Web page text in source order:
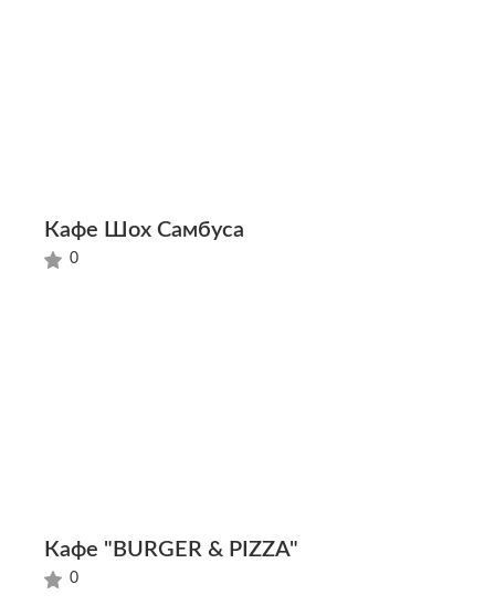
Кафе Шох Самбуса
0
Кафе "BURGER & PIZZA"
0